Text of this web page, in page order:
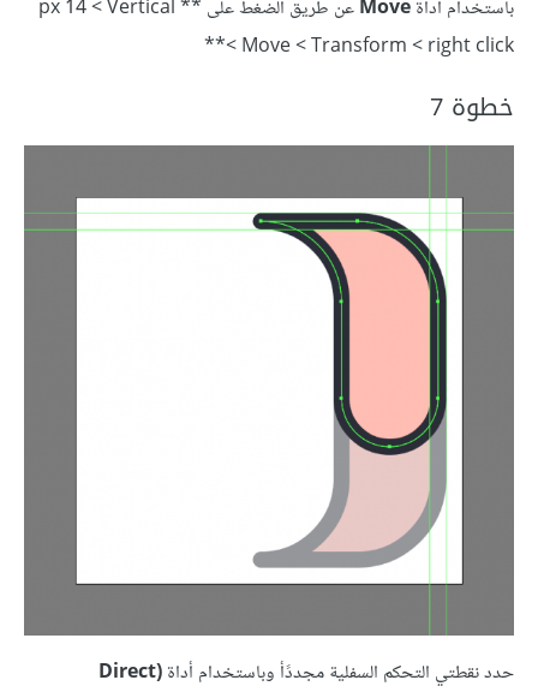
باستخدام أداةMove
عن طريق الضغط على ** px 14 < Vertical
< Move < Transform < right click**
خطوة 7
حدد نقطتي التحكم السفلية مجددًأ وباستخدام أداة (Direct